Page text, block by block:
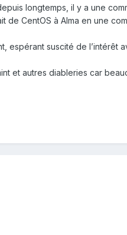
longtemps, il y a une
de CentOS à Alma en une
espérant suscité de l’intérêt
et autres diableries car